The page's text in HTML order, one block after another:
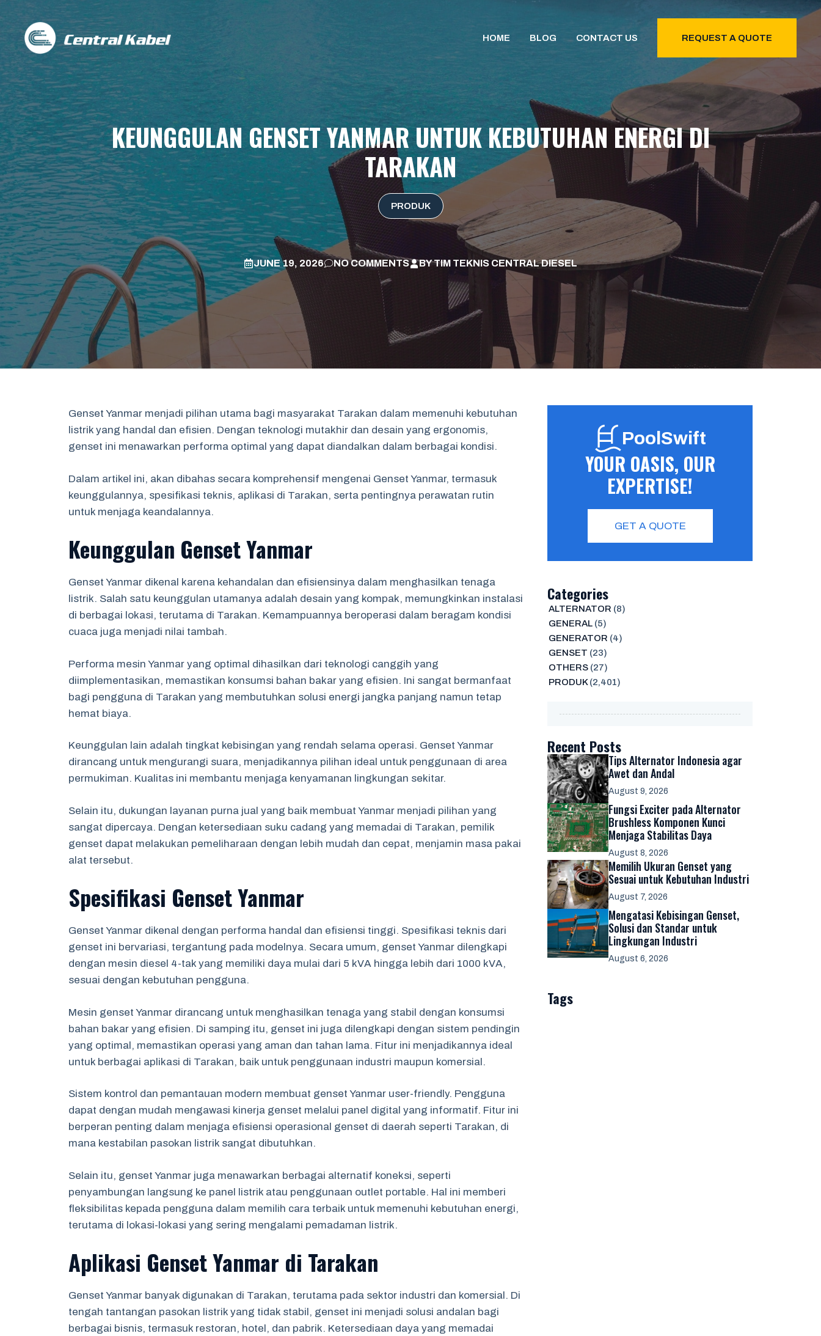
to
content
HOME BLOG CONTACT US REQUEST A QUOTE
KEUNGGULAN GENSET YANMAR UNTUK KEBUTUHAN ENERGI DI
TARAKAN
PRODUK
JUNE 19, 2026 NO COMMENTS BYTIM TEKNIS CENTRAL DIESEL
Genset Yanmar menjadi pilihan utama bagi masyarakat Tarakan dalam memenuhi kebutuhan
listrik yang handal dan efisien. Dengan teknologi mutakhir dan desain yang ergonomis,
genset ini menawarkan performa optimal yang dapat diandalkan dalam berbagai kondisi.
Dalam artikel ini, akan dibahas secara komprehensif mengenai Genset Yanmar, termasuk
keunggulannya, spesifikasi teknis, aplikasi di Tarakan, serta pentingnya perawatan rutin
untuk menjaga keandalannya.
Keunggulan Genset Yanmar
Genset Yanmar dikenal karena kehandalan dan efisiensinya dalam menghasilkan tenaga
listrik. Salah satu keunggulan utamanya adalah desain yang kompak, memungkinkan instalasi
di berbagai lokasi, terutama di Tarakan. Kemampuannya beroperasi dalam beragam kondisi
cuaca juga menjadi nilai tambah.
Performa mesin Yanmar yang optimal dihasilkan dari teknologi canggih yang
diimplementasikan, memastikan konsumsi bahan bakar yang efisien. Ini sangat bermanfaat
bagi pengguna di Tarakan yang membutuhkan solusi energi jangka panjang namun tetap
hemat biaya.
Keunggulan lain adalah tingkat kebisingan yang rendah selama operasi. Genset Yanmar
dirancang untuk mengurangi suara, menjadikannya pilihan ideal untuk penggunaan di area
permukiman. Kualitas ini membantu menjaga kenyamanan lingkungan sekitar.
Selain itu, dukungan layanan purna jual yang baik membuat Yanmar menjadi pilihan yang
sangat dipercaya. Dengan ketersediaan suku cadang yang memadai di Tarakan, pemilik
genset dapat melakukan pemeliharaan dengan lebih mudah dan cepat, menjamin masa pakai
alat tersebut.
Spesifikasi Genset Yanmar
Genset Yanmar dikenal dengan performa handal dan efisiensi tinggi. Spesifikasi teknis dari
genset ini bervariasi, tergantung pada modelnya. Secara umum, genset Yanmar dilengkapi
dengan mesin diesel 4-tak yang memiliki daya mulai dari 5 kVA hingga lebih dari 1000 kVA,
sesuai dengan kebutuhan pengguna.
Mesin genset Yanmar dirancang untuk menghasilkan tenaga yang stabil dengan konsumsi
bahan bakar yang efisien. Di samping itu, genset ini juga dilengkapi dengan sistem pendingin
yang optimal, memastikan operasi yang aman dan tahan lama. Fitur ini menjadikannya ideal
untuk berbagai aplikasi di Tarakan, baik untuk penggunaan industri maupun komersial.
Sistem kontrol dan pemantauan modern membuat genset Yanmar user-friendly. Pengguna
dapat dengan mudah mengawasi kinerja genset melalui panel digital yang informatif. Fitur ini
berperan penting dalam menjaga efisiensi operasional genset di daerah seperti Tarakan, di
mana kestabilan pasokan listrik sangat dibutuhkan.
Selain itu, genset Yanmar juga menawarkan berbagai alternatif koneksi, seperti
penyambungan langsung ke panel listrik atau penggunaan outlet portable. Hal ini memberi
fleksibilitas kepada pengguna dalam memilih cara terbaik untuk memenuhi kebutuhan energi,
terutama di lokasi-lokasi yang sering mengalami pemadaman listrik.
Aplikasi Genset Yanmar di Tarakan
Genset Yanmar banyak digunakan di Tarakan, terutama pada sektor industri dan komersial. Di
tengah tantangan pasokan listrik yang tidak stabil, genset ini menjadi solusi andalan bagi
berbagai bisnis, termasuk restoran, hotel, dan pabrik. Ketersediaan daya yang memadai
PoolSwift
YOUR OASIS, OUR
EXPERTISE!
GET A QUOTE
Categories
ALTERNATOR (8)
GENERAL(5)
GENERATOR (4)
GENSET (23)
OTHERS(27)
PRODUK(2,401)
Recent Posts
Tips Alternator Indonesia agar
Awet dan Andal
August 9, 2026
Fungsi Exciter pada Alternator
Brushless Komponen Kunci
Menjaga Stabilitas Daya
August 8, 2026
Memilih Ukuran Genset yang
Sesuai untuk Kebutuhan Industri
August 7, 2026
Mengatasi Kebisingan Genset,
Solusi dan Standar untuk
Lingkungan Industri
August 6, 2026
Tags